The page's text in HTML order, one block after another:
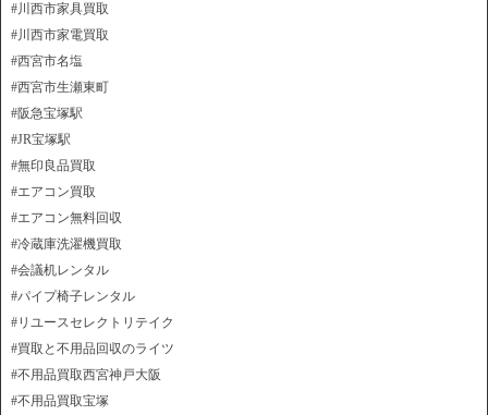
#川西市家具買取
#川西市家電買取
#西宮市名塩
#西宮市生瀬東町
#阪急宝塚駅
#JR宝塚駅
#無印良品買取
#エアコン買取
#エアコン無料回収
#冷蔵庫洗濯機買取
#会議机レンタル
#パイプ椅子レンタル
#リユースセレクトリテイク
#買取と不用品回収のライツ
#不用品買取西宮神戸大阪
#不用品買取宝塚